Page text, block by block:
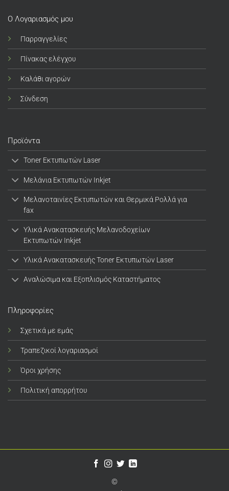
Ο Λογαριασμός μου
Παρραγγελίες
Πίνακας ελέγχου
Καλάθι αγορών
Σύνδεση
Προϊόντα
Toner Εκτυπωτών Laser
Μελάνια Εκτυπωτών Inkjet
Μελανοταινίες Εκτυπωτών και Θερμικά Ρολλά για
fax
Υλικά Ανακατασκευής Μελανοδοχείων
Εκτυπωτών Inkjet
Υλικά Ανακατασκευής Toner Εκτυπωτών Laser
Αναλώσιμα και Εξοπλισμός Καταστήματος
Πληροφορίες
Σχετικά με εμάς
Τραπεζικοί λογαριασμοί
Όροι χρήσης
Πολιτική απορρήτου
©